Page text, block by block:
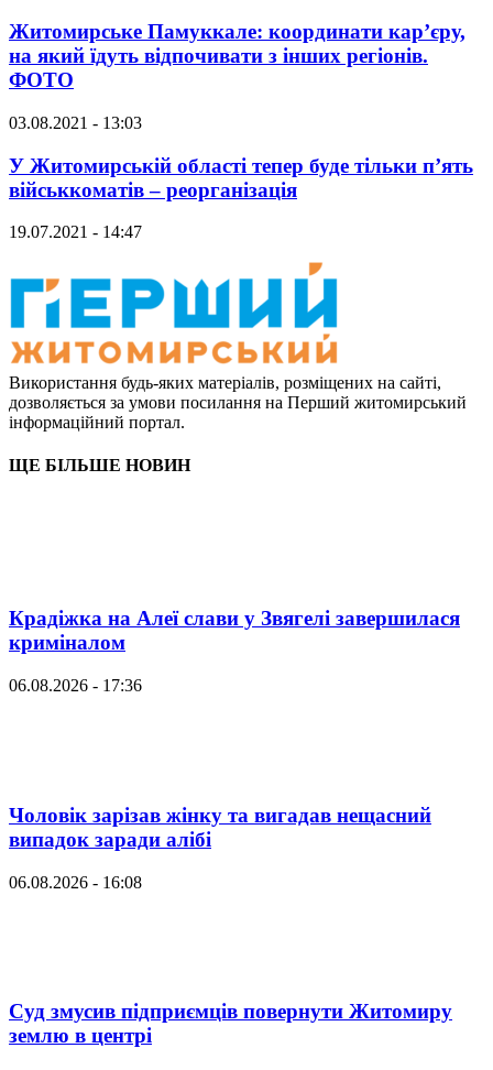
Житомирське Памуккале: координати кар’єру,
на який їдуть відпочивати з інших регіонів.
ФОТО
03.08.2021 - 13:03
У Житомирській області тепер буде тільки п’ять
військкоматів – реорганізація
19.07.2021 - 14:47
Використання будь-яких матеріалів, розміщених на сайті,
дозволяється за умови посилання на Перший житомирський
інформаційний портал.
ЩЕ БІЛЬШЕ НОВИН
Крадіжка на Алеї слави у Звягелі завершилася
криміналом
06.08.2026 - 17:36
Чоловік зарізав жінку та вигадав нещасний
випадок заради алібі
06.08.2026 - 16:08
Суд змусив підприємців повернути Житомиру
землю в центрі